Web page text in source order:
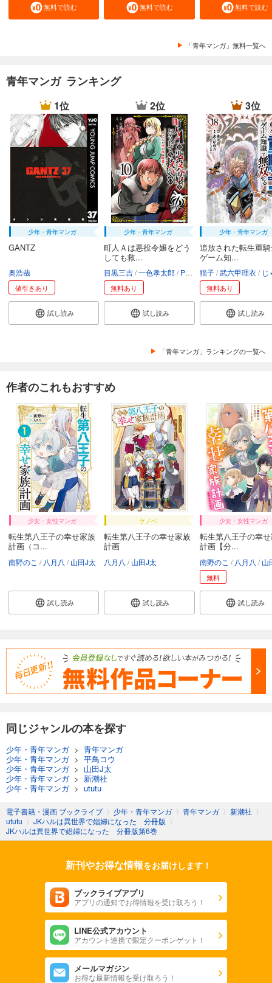
試し読み
完結
試し読み
あらすじを表示する
JKハルは異世界で娼婦になった 分冊版第33巻
165 円 (税込)
完結
カート
試し読み
あらすじを表示する
JKハルは異世界で娼婦になった 分冊版第34巻
カート
試し読み
あらすじを表示する
JKハルは異世界で娼婦になった 分冊版第35巻
JKハルは異世界で娼婦になった 分冊版第36巻
165円 (税込)
完結
カート
試し読み
あらすじを表示する
JKハルは異世界で娼婦になった 分冊版第37巻
165円 (税込)
完結
カート
試し読み
JKハルは異世界で娼婦になった 分冊版第38巻
165円 (税込)
カート
あらすじを表示する
JKハルは異世界で娼婦になった 分冊版第39巻
165 円 (税込)
あらすじを表示する
JKハルは異世界で娼婦になった 分冊版第40巻
165円 (税込)
完結
あらすじを表示する
JKハルは異世界で娼婦になった 分冊版第41巻
完結
あらすじを表示する
JKハルは異世界で娼婦になった 分冊版第42巻
165円 (税込)
完結
無料で読む 無料で読む 無料で読む
「青年マンガ」無料一覧へ
青年マンガ ランキング
1位
少年・青年マンガ
GANTZ
奥浩哉
値引きあり
試し読み
2位
少年・青年マンガ
町人Ａは悪役令嬢をどう
しても救...
目黒三吉 一色孝太郎 Parum
無料あり
試し読み
3位
少年・青年マンガ
追放された転生重
ゲーム知...
猫子 武六甲理衣 じゃ
無料あり
試し読み
「青年マンガ」ランキングの一覧へ
作者のこれもおすすめ
少女・女性マンガ
転生第八王子の幸せ家族
計画（コ...
南野のこ 八月八 山田J太
試し読み
ラノベ
転生第八王子の幸せ家族
計画
八月八 山田J太
試し読み
少女・女性マンガ
転生第八王子の幸
計画【分...
南野のこ 八月八 山
無料
試し読み
同じジャンルの本を探す
少年・青年マンガ> 青年マンガ
少年・青年マンガ> 平鳥コウ
少年・青年マンガ> 山田J太
少年・青年マンガ> 新潮社
少年・青年マンガ> ututu
電子書籍・漫画 ブックライブ 〉 少年・青年マンガ 〉 青年マンガ 〉 新潮社 〉
ututu 〉 JKハルは異世界で娼婦になった 分冊版 〉
JKハルは異世界で娼婦になった 分冊版第6巻
新刊やお得な情報をお届けします！
ブックライブアプリ
アプリの通知でお得情報を受け取ろう！
LINE公式アカウント
アカウント連携で限定クーポンゲット！
メールマガジン
お得な最新情報を受け取ろう！